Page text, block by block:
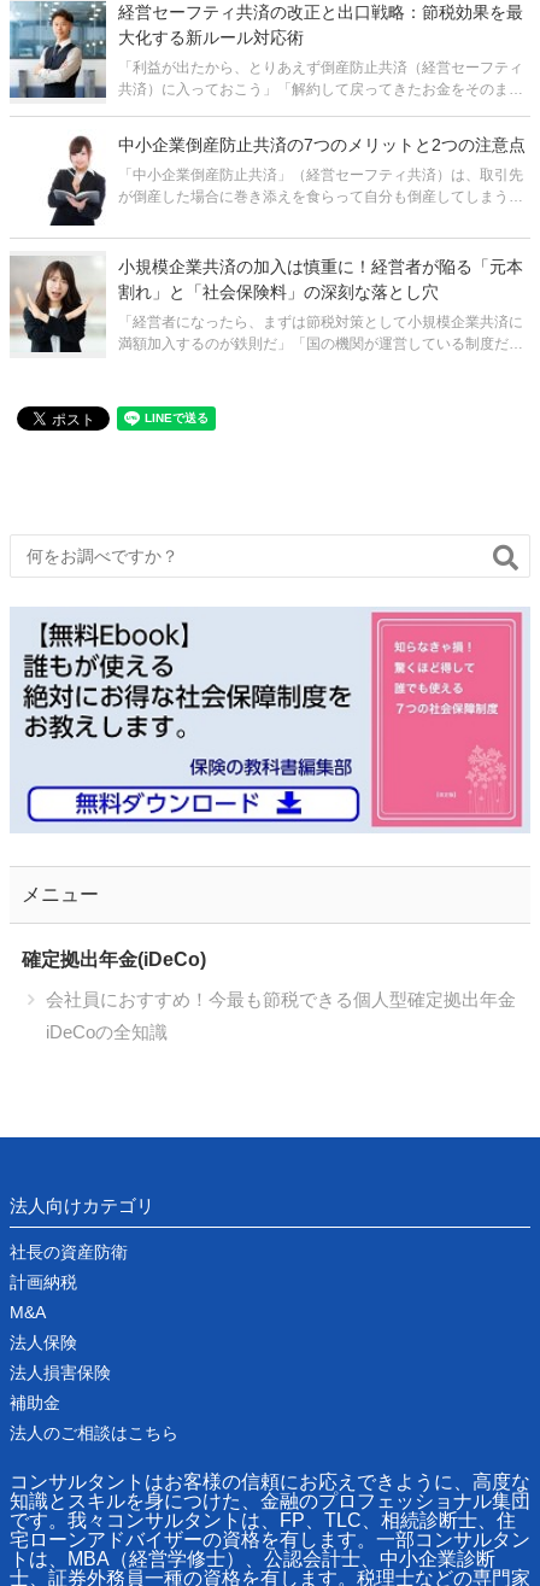
営者の方が加入されていま
経営セーフティ共済の改正と出口戦略：節税効果を最
大化する新ルール対応術
「利益が出たから、とりあえず倒産防止共済（経営セーフティ
共済）に入っておこう」「解約して戻ってきたお金をそのまま
節税手段の一つです。しか
中小企業倒産防止共済の7つのメリットと2つの注意点
「中小企業倒産防止共済」（経営セーフティ共済）は、取引先
が倒産した場合に巻き添えを食らって自分も倒産してしまうこ
りますので、いわゆる「節税」の効果があり、決算対策として
も有効です。その他にも、
小規模企業共済の加入は慎重に！経営者が陥る「元本
割れ」と「社会保険料」の深刻な落とし穴
「経営者になったら、まずは節税対策として小規模企業共済に
満額加入するのが鉄則だ」「国の機関が運営している制度だか
で、小規模企業共済は「
メニュー
確定拠出年金(iDeCo)
会社員におすすめ！今最も節税できる個人型確定拠出年金
iDeCoの全知識
法人向けカテゴリ
社長の資産防衛
計画納税
M&A
法人保険
法人損害保険
補助金
法人のご相談はこちら
コンサルタントはお客様の信頼にお応えできように、高度な
知識とスキルを身につけた、金融のプロフェッショナル集団
です。我々コンサルタントは、FP、TLC、相続診断士、住
宅ローンアドバイザーの資格を有します。一部コンサルタン
トは、MBA（経営学修士）、公認会計士、中小企業診断
士、証券外務員一種の資格を有します。税理士などの専門家